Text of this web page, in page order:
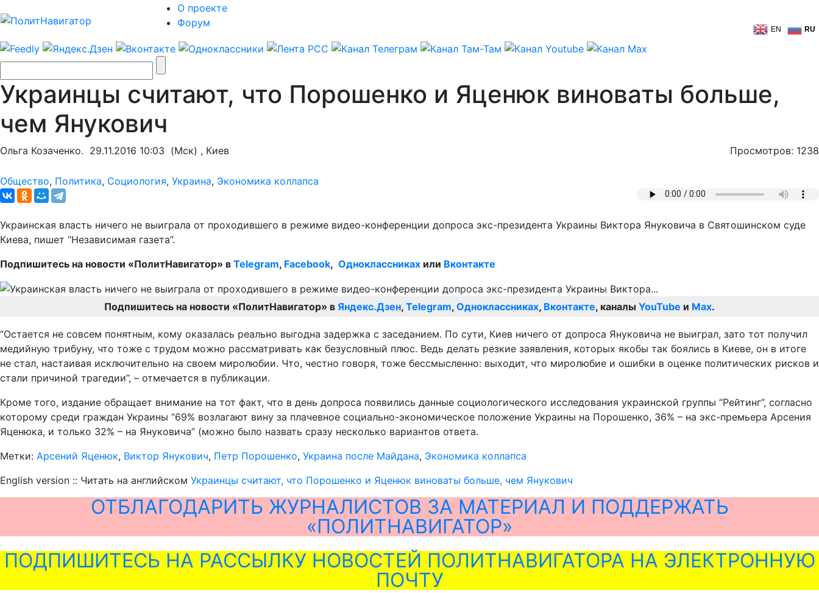
О проекте
Форум
EN RU
Украинцы считают, что Порошенко и Яценюк виноваты больше,
чем Янукович
Ольга Козаченко. 29.11.2016 10:03 (Мск) , Киев Просмотров: 1238
Общество, Политика, Социология, Украина, Экономика коллапса
Украинская власть ничего не выиграла от проходившего в режиме видео-конференции допроса экс-президента Украины Виктора Януковича в Святошинском суде
Киева, пишет “Независимая газета”.
Подпишитесь на новости «ПолитНавигатор» в Telegram, Facebook, Одноклассниках или Вконтакте
Подпишитесь на новости «ПолитНавигатор» в Яндекс.Дзен, Telegram, Одноклассниках, Вконтакте, каналы YouTube и Max.
“Остается не совсем понятным, кому оказалась реально выгодна задержка с заседанием. По сути, Киев ничего от допроса Януковича не выиграл, зато тот получил
медийную трибуну, что тоже с трудом можно рассматривать как безусловный плюс. Ведь делать резкие заявления, которых якобы так боялись в Киеве, он в итоге
не стал, настаивая исключительно на своем миролюбии. Что, честно говоря, тоже бессмысленно: выходит, что миролюбие и ошибки в оценке политических рисков и
стали причиной трагедии”, – отмечается в публикации.
Кроме того, издание обращает внимание на тот факт, что в день допроса появились данные социологического исследования украинской группы “Рейтинг”, согласно
которому среди граждан Украины “69% возлагают вину за плачевное социально-экономическое положение Украины на Порошенко, 36% – на экс-премьера Арсения
Яценюка, и только 32% – на Януковича” (можно было назвать сразу несколько вариантов ответа.
Метки: Арсений Яценюк, Виктор Янукович, Петр Порошенко, Украина после Майдана, Экономика коллапса
English version :: Читать на английском Украинцы считают, что Порошенко и Яценюк виноваты больше, чем Янукович
ОТБЛАГОДАРИТЬ ЖУРНАЛИСТОВ ЗА МАТЕРИАЛ И ПОДДЕРЖАТЬ
«ПОЛИТНАВИГАТОР»
ПОДПИШИТЕСЬ НА РАССЫЛКУ НОВОСТЕЙ ПОЛИТНАВИГАТОРА НА ЭЛЕКТРОННУЮ
ПОЧТУ